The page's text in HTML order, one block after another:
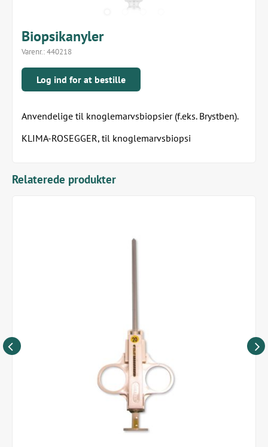
Biopsikanyler
Varenr.:440218
Log ind for at bestille
Anvendelige til knoglemarvsbiopsier (f.eks. Brystben).
KLIMA-ROSEGGER, til knoglemarvsbiopsi
Relaterede produkter